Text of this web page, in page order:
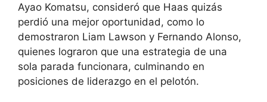
Ayao Komatsu, consideró que Haas quizás
perdió una mejor oportunidad, como lo
demostraron Liam Lawson y Fernando Alonso,
quienes lograron que una estrategia de una
sola parada funcionara, culminando en
posiciones de liderazgo en el pelotón.